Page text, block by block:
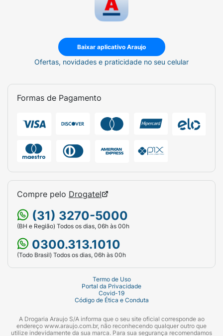
Baixar aplicativo Araujo
Ofertas, novidades e praticidade no seu celular
Formas de Pagamento
Compre pelo Drogatel
(31) 3270-5000
(BH e Região) Todos os dias, 06h às 00h
0300.313.1010
(Todo Brasil) Todos os dias, 06h às 00h
Termo de Uso
Portal da Privacidade
Covid-19
Código de Ética e Conduta
A Drogaria Araujo S/A informa que o seu site oficial corresponde ao
endereço www.araujo.com.br, não reconhecendo qualquer outro que
utilize indevidamente da sua marca. Para sua segurança recomendamos